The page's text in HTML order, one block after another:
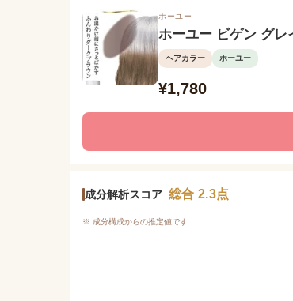
ホーユー
ホーユー ビゲン グレ
ヘアカラー ホーユー
¥1,780
成分解析スコア 総合 2.3点
※ 成分構成からの推定値です